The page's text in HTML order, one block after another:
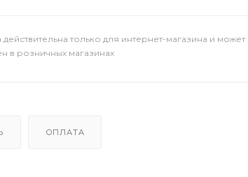
действительна только для интернет-магазина и может
в розничных магазинах
ОПЛАТА